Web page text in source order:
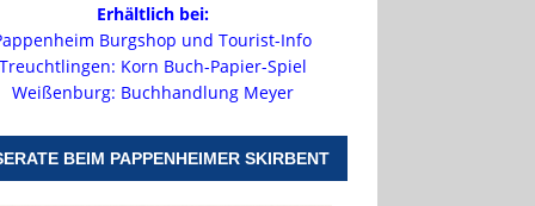
Erhältlich bei:
Burgshop und Tourist-Info
Treuchtlingen: Korn Buch-Papier-Spiel
Weißenburg: Buchhandlung Meyer
BEIM PAPPENHEIMER SKIRBENT